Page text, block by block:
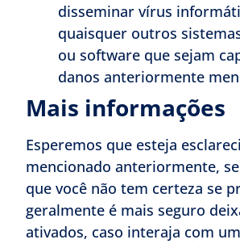
disseminar vírus
quaisquer outros
ou software que sejam
danos anteriormente
Mais informações
Esperemos que esteja
mencionado anteriormente,
que você não tem certeza se
geralmente é mais seguro
ativados, caso interaja com